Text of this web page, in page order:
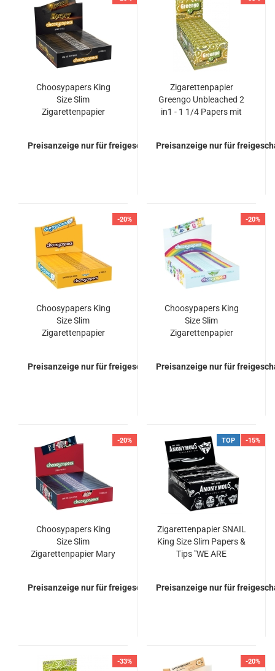
Choosypapers King
Size Slim
Zigarettenpapier
Preisanzeige nur für freigeschaltete Kunden
Zigarettenpapier
Greengo Unbleached 2
in1 - 1 1/4 Papers mit
Preisanzeige nur für
-20%
Choosypapers King
Size Slim
Zigarettenpapier
Preisanzeige nur für freigeschaltete Kunden
-20%
Choosypapers King
Size Slim
Zigarettenpapier
Preisanzeige nur für
-20%
Choosypapers King
Size Slim
Zigarettenpapier Mary
Preisanzeige nur für freigeschaltete Kunden
TOP -15%
Zigarettenpapier SNAIL
King Size Slim Papers &
Tips "WE ARE
Preisanzeige nur für
-33% -20%